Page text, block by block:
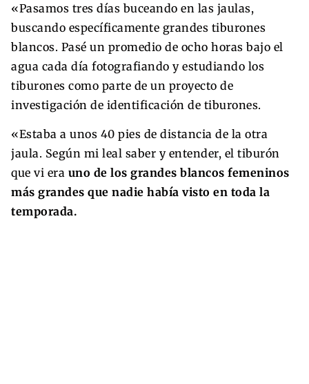
«Pasamos tres días buceando en las jaulas,
buscando específicamente grandes tiburones
blancos. Pasé un promedio de ocho horas bajo el
agua cada día fotografiando y estudiando los
tiburones como parte de un proyecto de
investigación de identificación de tiburones.
«Estaba a unos 40 pies de distancia de la otra
jaula. Según mi leal saber y entender, el tiburón
que vi era uno de los grandes blancos femeninos
más grandes que nadie había visto en toda la
temporada.